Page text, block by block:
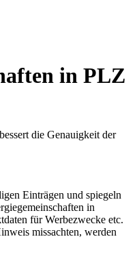
in PLZ
die Genauigkeit der
Einträgen und spiegeln
in
für Werbezwecke etc.
missachten, werden